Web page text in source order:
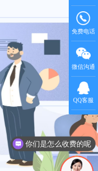
免费电话
微信沟通
QQ客服
你们是怎么收费的呢